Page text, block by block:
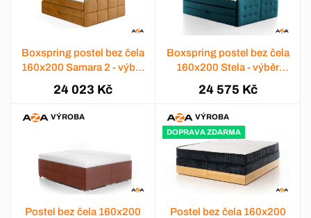
Boxspring postel bez čela
160x200 Samara 2 - výběr
24 023 Kč
Boxspring postel bez čela
160x200 Stela - výběr
24 575 Kč
VÝROBA
Postel bez čela 160x200
VÝROBA
DOPRAVA ZDARMA
Postel bez čela 160x200